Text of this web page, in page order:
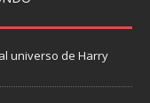
universo de Harry